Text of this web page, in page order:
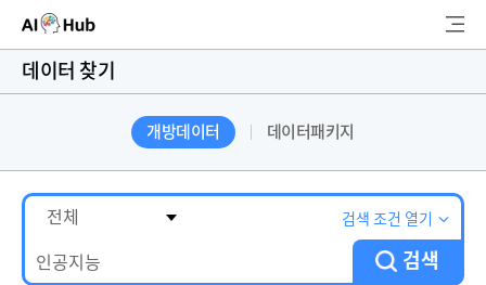
AI-Hub
AI 데이터찾기
AI 허브소개
색
데이터 찾기
개방데이터 데이터패키지
검색 조건 열기
검색